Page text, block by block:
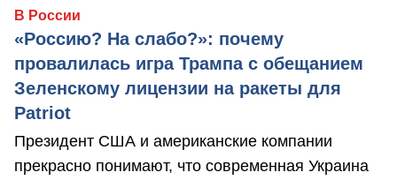
В России
«Россию? На слабо?»: почему
провалилась игра Трампа с обещанием
Зеленскому лицензии на ракеты для
Patriot
Президент США и американские компании
прекрасно понимают, что современная Украина